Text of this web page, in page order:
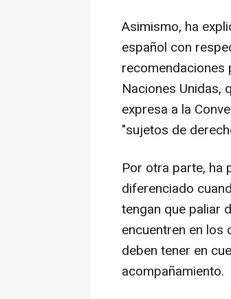
Asimismo, ha
español con
recomendaciones
Naciones Unidas,
expresa a la
"sujetos de
Por otra parte, ha
diferenciado
tengan que paliar
encuentren en los
deben tener en
acompañamiento.